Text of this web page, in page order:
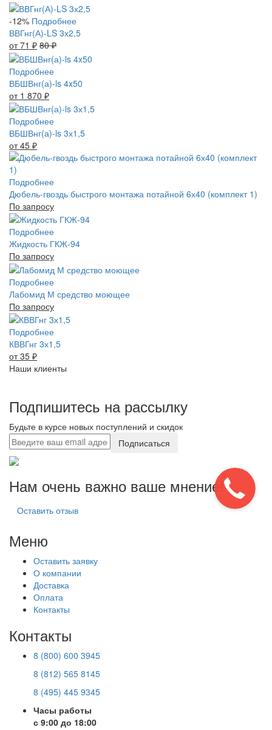
-12% Подробнее
ВВГнг(А)-LS 3х2,5
от 71 ₽ 80₽
Подробнее
ВБШВнг(а)-ls 4x50
от 1 870 ₽
Подробнее
ВБШВнг(а)-ls 3х1,5
от 45 ₽
Подробнее
Дюбель-гвоздь быстрого монтажа потайной 6х40 (комплект 1)
По запросу
Подробнее
Жидкость ГКЖ-94
По запросу
Подробнее
Лабомид М средство моющее
По запросу
Подробнее
КВВГнг 3х1,5
от 35 ₽
Наши клиенты
Подпишитесь на рассылку
Будьте в курсе новых поступлений и скидок
Подписаться
Нам очень важно ваше мнение!
Оставить отзыв
Меню
Оставить заявку
О компании
Доставка
Оплата
Контакты
Контакты
8 (800) 600 3945
8 (812) 565 8145
8 (495) 445 9345
Часы работы
с 9:00 до 18:00